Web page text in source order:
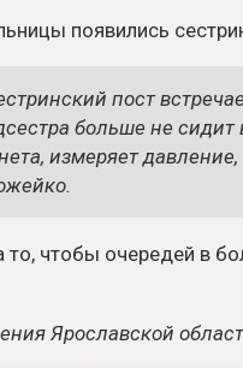
появились
пост
больше не сидит
измеряет
чтобы очередей в
Ярославской